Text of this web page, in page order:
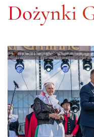
Dożynki